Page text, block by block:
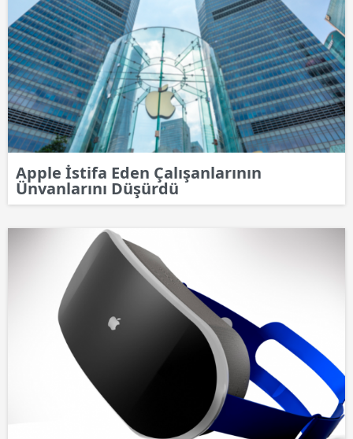
Apple İstifa Eden Çalışanlarının
Ünvanlarını Düşürdü